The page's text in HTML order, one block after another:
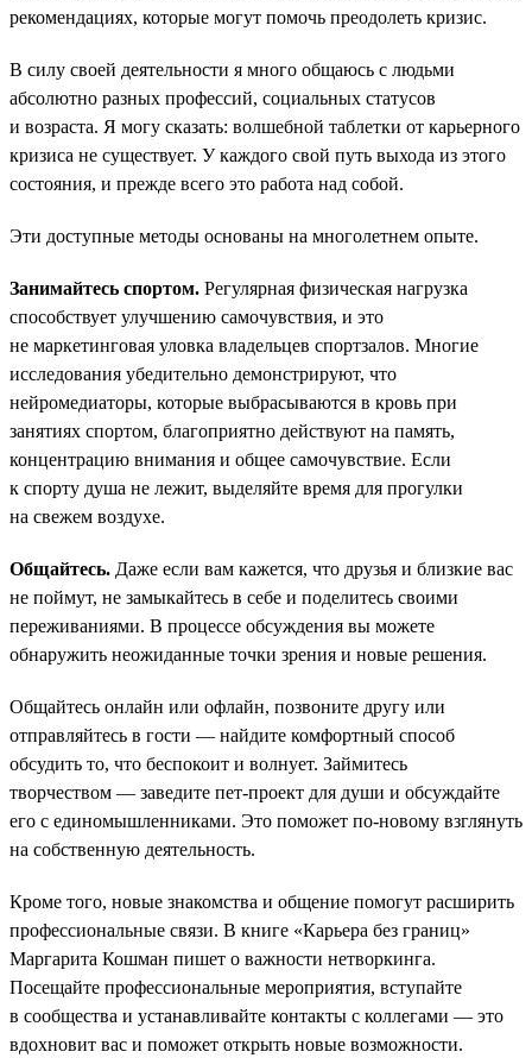
рекомендациях, которые могут помочь преодолеть кризис.
В силу своей деятельности я много общаюсь с людьми
абсолютно разных профессий, социальных статусов
и возраста. Я могу сказать: волшебной таблетки от карьерного
кризиса не существует. У каждого свой путь выхода из этого
состояния, и прежде всего это работа над собой.
Эти доступные методы основаны на многолетнем опыте.
Занимайтесь спортом. Регулярная физическая нагрузка
способствует улучшению самочувствия, и это
не маркетинговая уловка владельцев спортзалов. Многие
исследования убедительно демонстрируют, что
нейромедиаторы, которые выбрасываются в кровь при
занятиях спортом, благоприятно действуют на память,
концентрацию внимания и общее самочувствие. Если
к спорту душа не лежит, выделяйте время для прогулки
на свежем воздухе.
Общайтесь. Даже если вам кажется, что друзья и близкие вас
не поймут, не замыкайтесь в себе и поделитесь своими
переживаниями. В процессе обсуждения вы можете
обнаружить неожиданные точки зрения и новые решения.
Общайтесь онлайн или офлайн, позвоните другу или
отправляйтесь в гости — найдите комфортный способ
обсудить то, что беспокоит и волнует. Займитесь
творчеством — заведите пет-проект для души и обсуждайте
его с единомышленниками. Это поможет по-новому взглянуть
на собственную деятельность.
Кроме того, новые знакомства и общение помогут расширить
профессиональные связи. В книге «Карьера без границ»
Маргарита Кошман пишет о важности нетворкинга.
Посещайте профессиональные мероприятия, вступайте
в сообщества и устанавливайте контакты с коллегами — это
вдохновит вас и поможет открыть новые возможности.